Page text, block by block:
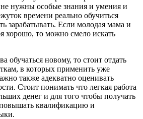
не нужны особые знания и умения и
времени реально обучиться
зарабатывать. Если молодая мама и
хорошо, то можно смело искать
обучаться новому, то стоит отдать
в которых применить уже
также адекватно оценивать
Стоит понимать что легкая работа
денег и для того чтобы получать
квалификацию и